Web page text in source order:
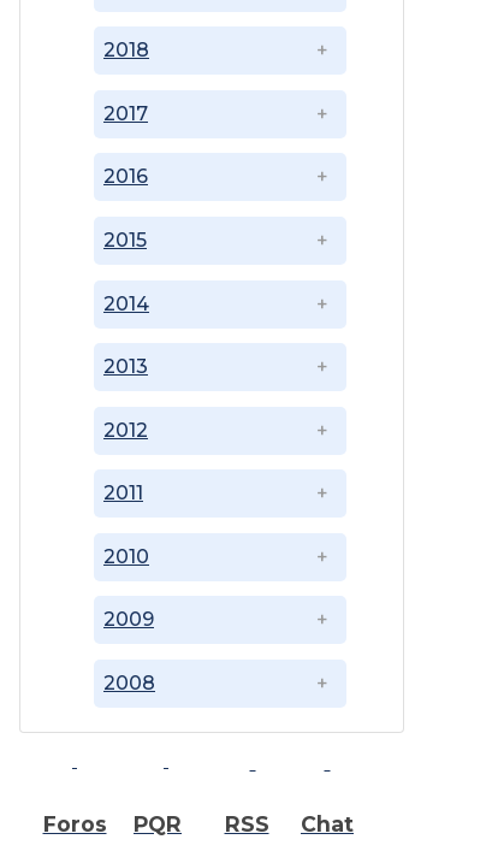
2008
2009
2010
2011
2012
2013
2014
2015
2016
2017
2018
Foros PQR RSS Chat